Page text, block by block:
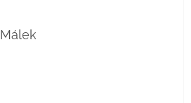
obchodu je 5 z 5 hviezdičiek.